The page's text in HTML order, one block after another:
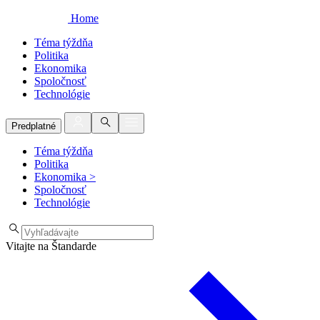
Home
Téma týždňa
Politika
Ekonomika
Spoločnosť
Technológie
Predplatné
Téma týždňa
Politika
Ekonomika >
Spoločnosť
Technológie
Vitajte na Štandarde